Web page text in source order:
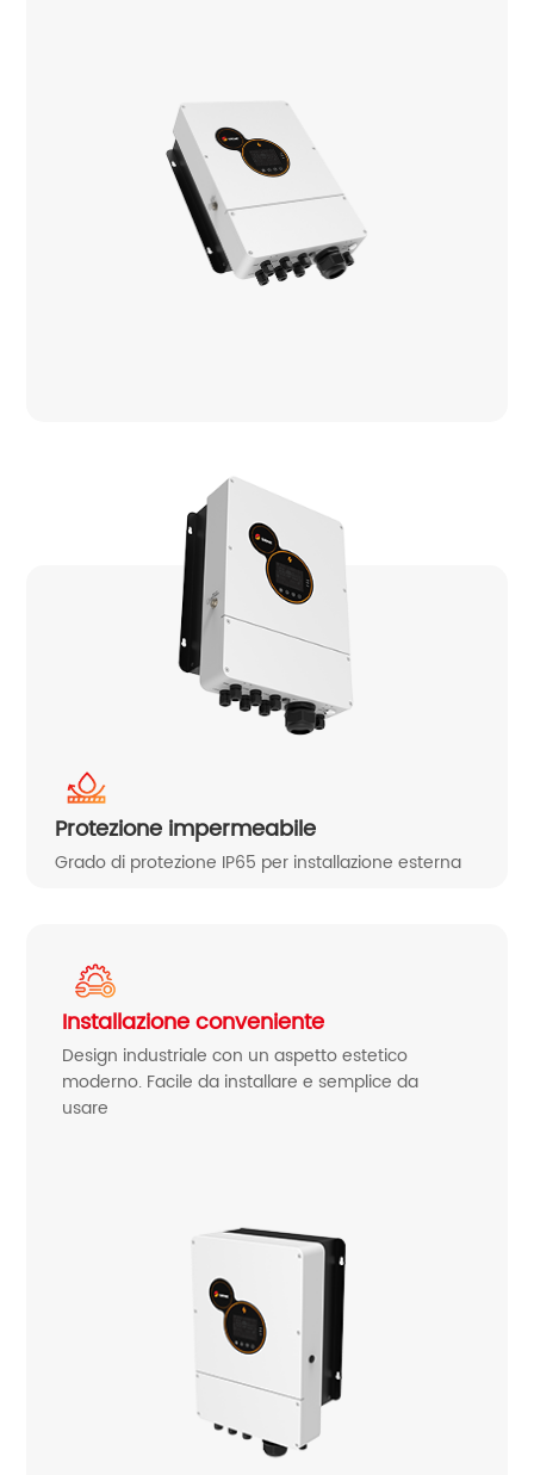
Protezione impermeabile
Grado di protezione IP65 per installazione esterna
Installazione conveniente
Design industriale con un aspetto estetico
moderno. Facile da installare e semplice da
usare